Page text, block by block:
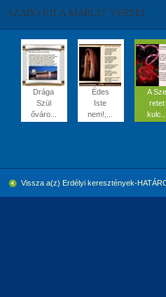
SZABÓ KILA MARGIT VERSEI
Drága
Szül
őváro...
Édes
Iste
nem!,...
A Sze
retet
Vissza a(z) Erdélyi keresztények-